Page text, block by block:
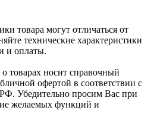
товара могут отличаться от
технические характеристики
и оплаты.
товарах носит справочный
офертой в соответствии с
Убедительно просим Вас при
желаемых функций и